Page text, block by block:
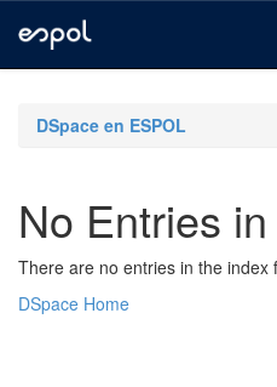
navigationDSpace en ESPOL
No Entries
There are no entries in the index
DSpace Home